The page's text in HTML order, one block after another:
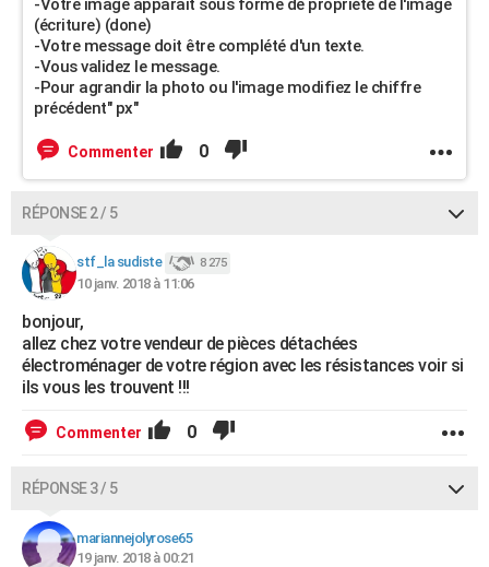
-Votre image apparait sous forme de propriété de l'image
(écriture) (done)
-Votre message doit être complété d'un texte.
-Vous validez le message.
-Pour agrandir la photo ou l'image modifiez le chiffre
précédent" px"
Commenter 0
RÉPONSE 2 / 5
stf_la sudiste 8 275
10 janv. 2018 à 11:06
bonjour,
allez chez votre vendeur de pièces détachées
électroménager de votre région avec les résistances voir si
ils vous les trouvent !!!
Commenter 0
RÉPONSE 3 / 5
mariannejolyrose65
19 janv. 2018 à 00:21